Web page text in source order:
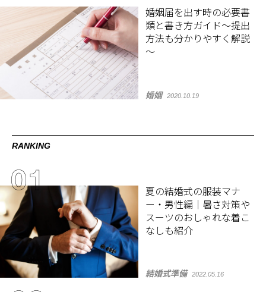
婚姻届を出す時の必要書
類と書き方ガイド～提出
方法も分かりやすく解説
～
婚姻 2020.10.19
RANKING
夏の結婚式の服装マナ
ー・男性編｜暑さ対策や
スーツのおしゃれな着こ
なしも紹介
結婚式準備 2022.05.16